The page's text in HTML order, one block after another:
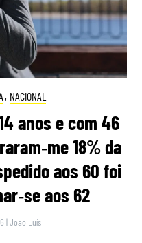
, NACIONAL
anos e com 46
18% da
aos 60 foi
aos 62
|João Luís